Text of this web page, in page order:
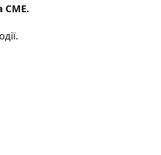
СМЕ.